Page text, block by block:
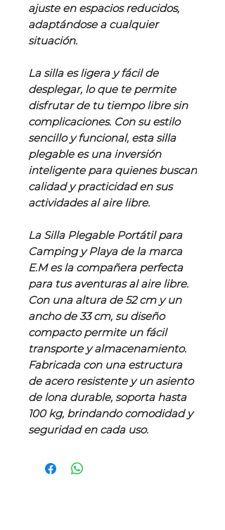
ajuste en espacios reducidos,
adaptándose a cualquier
situación.
La silla es ligera y fácil de
desplegar, lo que te permite
disfrutar de tu tiempo libre sin
complicaciones. Con su estilo
sencillo y funcional, esta silla
plegable es una inversión
inteligente para quienes buscan
calidad y practicidad en sus
actividades al aire libre.
La Silla Plegable Portátil para
Camping y Playa de la marca
E.M es la compañera perfecta
para tus aventuras al aire libre.
Con una altura de 52 cm y un
ancho de 33 cm, su diseño
compacto permite un fácil
transporte y almacenamiento.
Fabricada con una estructura
de acero resistente y un asiento
de lona durable, soporta hasta
100 kg, brindando comodidad y
seguridad en cada uso.